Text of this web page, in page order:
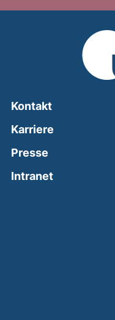
Kontakt
Karriere
Presse
Intranet(external